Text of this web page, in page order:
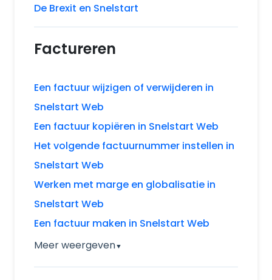
De Brexit en Snelstart
Factureren
Een factuur wijzigen of verwijderen in
Snelstart Web
Een factuur kopiëren in Snelstart Web
Het volgende factuurnummer instellen in
Snelstart Web
Werken met marge en globalisatie in
Snelstart Web
Een factuur maken in Snelstart Web
Meer weergeven▼